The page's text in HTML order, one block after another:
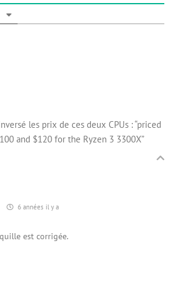
les prix de ces deux CPUs : “priced
and $120 for the Ryzen 3 3300X”
6 années il y a
est corrigée.